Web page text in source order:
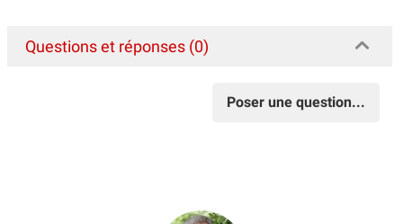
Questions et réponses (0)
Poser une question...